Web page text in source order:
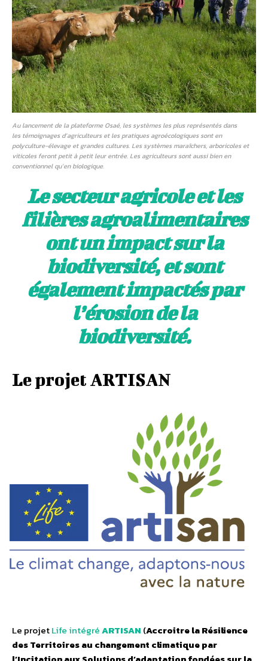
Au lancement de la plateforme Osaé, les systèmes les plus représentés dans
les témoignages d’agriculteurs et les pratiques agroécologiques sont en
polyculture-élevage et grandes cultures. Les systèmes maraîchers, arboricoles et
viticoles feront petit à petit leur entrée. Les agriculteurs sont aussi bien en
conventionnel qu’en biologique.
Le secteur agricole et les
filières agroalimentaires
ont un impact sur la
biodiversité, et sont
également impactés par
l’érosion de la
biodiversité.
Le projet ARTISAN
Le projetLife intégréARTISAN (Accroitre la Résilience
des Territoires au changement climatique par